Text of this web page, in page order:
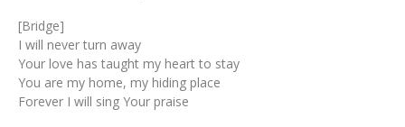
[Bridge]
I will never turn away
Your love has taught my heart to stay
You are my home, my hiding place
Forever I will sing Your praise